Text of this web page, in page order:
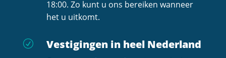
18:00. Zo kunt u ons bereiken wanneer
het u uitkomt.
R Vestigingen in heel Nederland